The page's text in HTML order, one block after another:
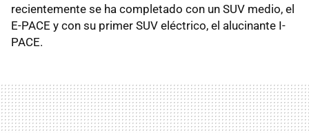
recientemente se ha completado con un SUV medio, el
E-PACE y con su primer SUV eléctrico, el alucinante I-
PACE.